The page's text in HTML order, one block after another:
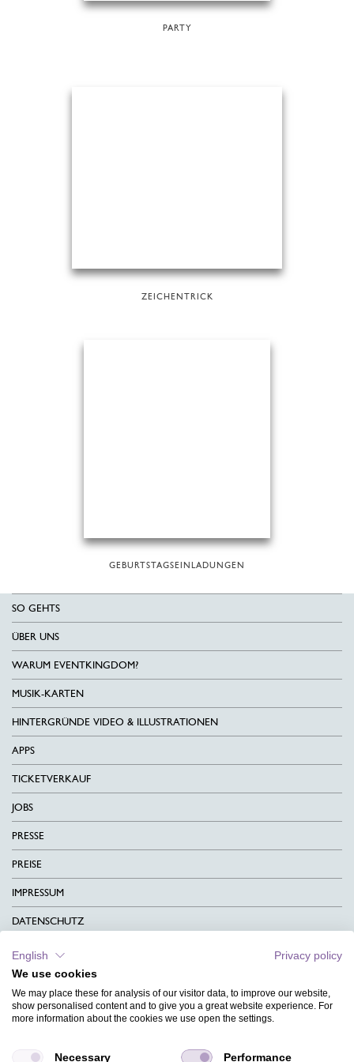
PARTY
ZEICHENTRICK
GEBURTSTAGSEINLADUNGEN
SO GEHTS
ÜBER UNS
WARUM EVENTKINGDOM?
MUSIK-KARTEN
HINTERGRÜNDE VIDEO & ILLUSTRATIONEN
APPS
TICKETVERKAUF
JOBS
PRESSE
PREISE
IMPRESSUM
DATENSCHUTZ
KONTAKT
AGB
CHARITY
English
Privacy policy
We use cookies
We may place these for analysis of our visitor data, to improve our website,
show personalised content and to give you a great website experience. For
more information about the cookies we use open the settings.
Necessary Performance